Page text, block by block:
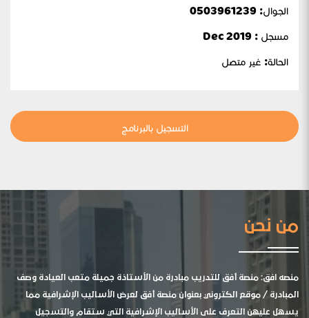
الجوال:
مسجل : Dec 2019
الحالة: غير متصل
التسجيل بالبرنامج
من نحن
منصه افق: منصة أفق للتدريب مبادرة من الأستاذة جميلة متعب العيادة وصف
المبادرة / موقع الكتروني بعنوان منصة أفق لعرض الأساليب الإشرافية مما
يسهل عليهن التعرف على الأساليب الإشرافية التي ستقام والتسجيل